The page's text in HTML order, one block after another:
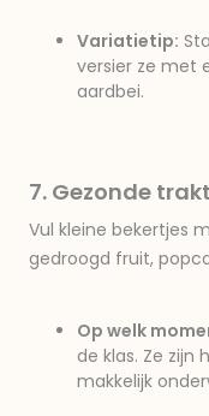
Variatietip:
versier ze met
aardbei.
7. Gezonde
Vul kleine bekertjes
gedroogd fruit,
Op welk
de klas. Ze zijn
makkelijk